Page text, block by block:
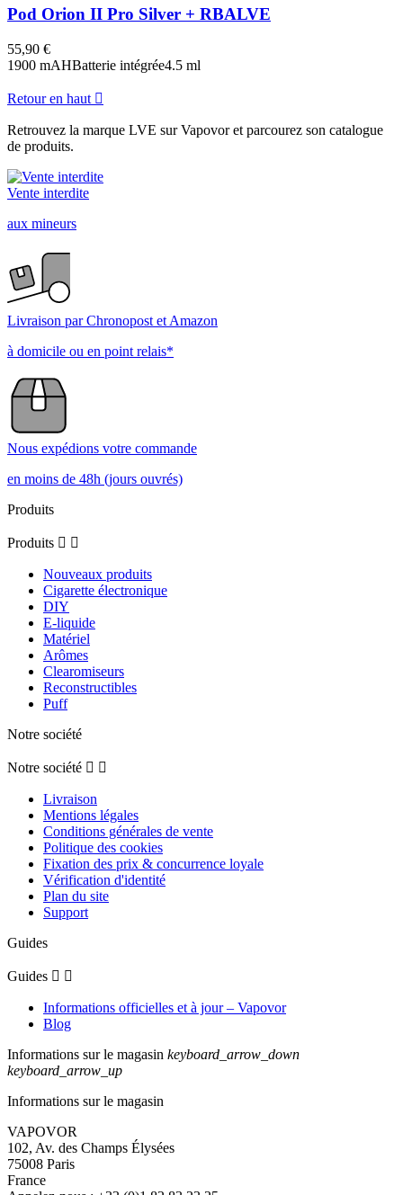
Pod Orion II Pro Silver + RBALVE
55,90 €
1900 mAHBatterie intégrée4.5 ml
Retour en haut 
Retrouvez la marque LVE sur Vapovor et parcourez son catalogue
de produits.
Vente interdite
aux mineurs
Livraison par Chronopost et Amazon
à domicile ou en point relais*
Nous expédions votre commande
en moins de 48h (jours ouvrés)
Produits
Produits  
Nouveaux produits
Cigarette électronique
DIY
E-liquide
Matériel
Arômes
Clearomiseurs
Reconstructibles
Puff
Notre société
Notre société  
Livraison
Mentions légales
Conditions générales de vente
Politique des cookies
Fixation des prix & concurrence loyale
Vérification d'identité
Plan du site
Support
Guides
Guides  
Informations officielles et à jour – Vapovor
Blog
Informations sur le magasin keyboard_arrow_down
keyboard_arrow_up
Informations sur le magasin
VAPOVOR
102, Av. des Champs Élysées
75008 Paris
France